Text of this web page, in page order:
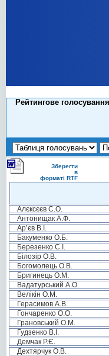
Рейтингове
Зберегти
в
форматі RTF
Алєксєєв С.О.
Антонищак А.Ф.
Ар’єв В.І.
Бакуменко О.Б.
Березенко С.І.
Білозір О.В.
Богомолець О.В.
Бригинець О.М.
Вадатурський А.О.
Велікін О.М.
Герасимов А.В.
Гончаренко О.О.
Грановський О.М.
Гудзенко В.І.
Демчак Р.Є.
Дехтярчук О.В.